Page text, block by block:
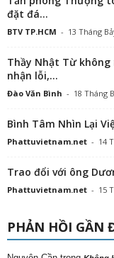
đặt đá...
BTV TP.HCM - 13 Tháng
Thầy Nhật Từ không
nhận lỗi,...
Đào Văn Bình - 18 Tháng
Bình Tâm Nhìn Lại
Phattuvietnam.net - 14
Trao đổi với ông
Phattuvietnam.net - 15
PHẢN HỒI GẦN